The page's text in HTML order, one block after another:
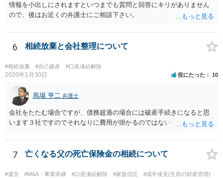
情報を小出しにされますといつまでも質問と回答にキリがありません
ので、後はお近くの弁護士にご相談下さい。
6 相続放棄と会社整理について
#相続放棄 #自己破産 #口座凍結解除
2020年1月30日 役にたった 10
馬場 亨二 弁護士
会社をたたむ場合ですが、債務超過の場合には破産手続きになると思
います３社ですのでそれなりに費用が掛かるのではないでしょうか。
7 亡くなる父の死亡保険金の相続について
#遺言 #M&A・事業承継 #口座凍結解除 #家族信託 #成年後見(生前の財産管理)